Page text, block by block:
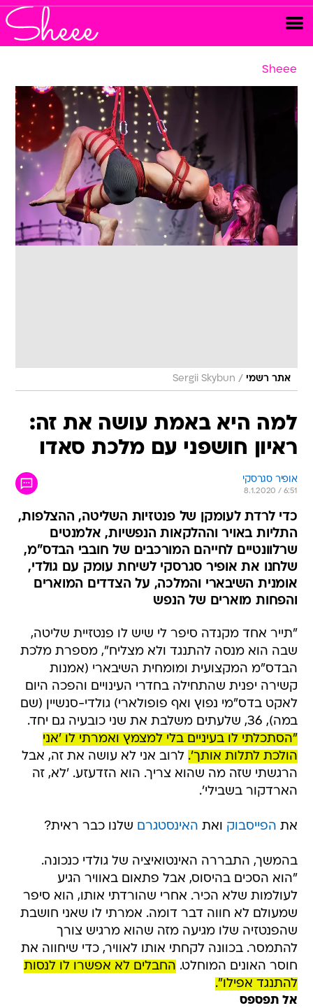
Sheee
אתר רשמי /
Sergii Skybun
למה היא באמת עושה את זה:
ראיון חושפני עם מלכת סאדו
אופיר סגרסקי
8.1.2020 / 6:51
כדי לרדת לעומקן של פנטזיות השליטה, ההצלפות,
התליות באויר וההלקאות הנפשיות, אלמנטים
שרלוונטיים לחייהם המורכבים של חובבי הבדס"מ,
שלחנו את אופיר סגרסקי לשיחת עומק עם גולדי,
אומנית השיבארי והמלכה, על הצדדים המוארים
והפחות מוארים של הנפש
"תייר אחד מקנדה סיפר לי שיש לו פנטזיית שליטה,
שבה הוא מנסה להתנגד ולא מצליח", מספרת מלכת
הבדס"מ המקצועית ומומחית השיבארי (אמנות
קשירה יפנית שהתחילה בחדרי העינויים והפכה היום
לאקט בדס"מי נפוץ ואף פופולארי) גולדי-סנשיין (שם
במה), 36, שלעתים משלבת את שני כובעיה גם יחד.
"הסתכלתי לו בעיניים בלי למצמץ ואמרתי לו 'אני
הולכת לתלות אותך'. לרוב אני לא עושה את זה, אבל
הרגשתי שזה מה שהוא צריך. הוא הזדעזע. 'לא, זה
הארדקור בשבילי'.
את הפייסבוק ואת האינסטגרם שלנו כבר ראית?
בהמשך, התבררה האינטואיציה של גולדי כנכונה.
"הוא הסכים בהיסוס, אבל פתאום באוויר הגיע
לעולמות שלא הכיר. אחרי שהורדתי אותו, הוא סיפר
שמעולם לא חווה דבר דומה. אמרתי לו שאני חושבת
שהפנטזיה שלו מגיעה מזה שהוא מרגיש צורך
להתמסר. בכוונה לקחתי אותו לאוויר, כדי שיחווה את
חוסר האונים המוחלט. החבלים לא אפשרו לו לנסות
להתנגד אפילו".
אל תפספס